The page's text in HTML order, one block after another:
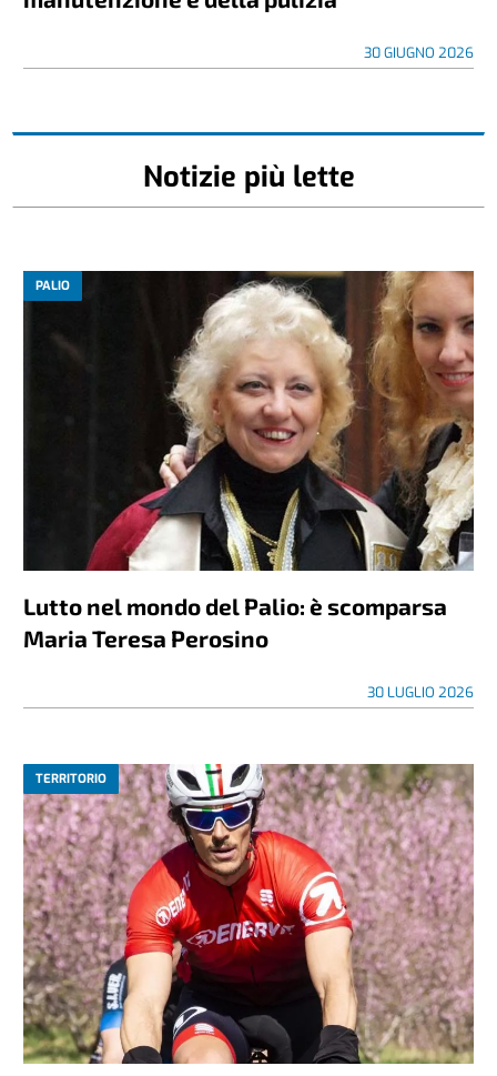
30 GIUGNO 2026
Notizie più lette
PALIO
Lutto nel mondo del Palio: è scomparsa
Maria Teresa Perosino
30 LUGLIO 2026
TERRITORIO